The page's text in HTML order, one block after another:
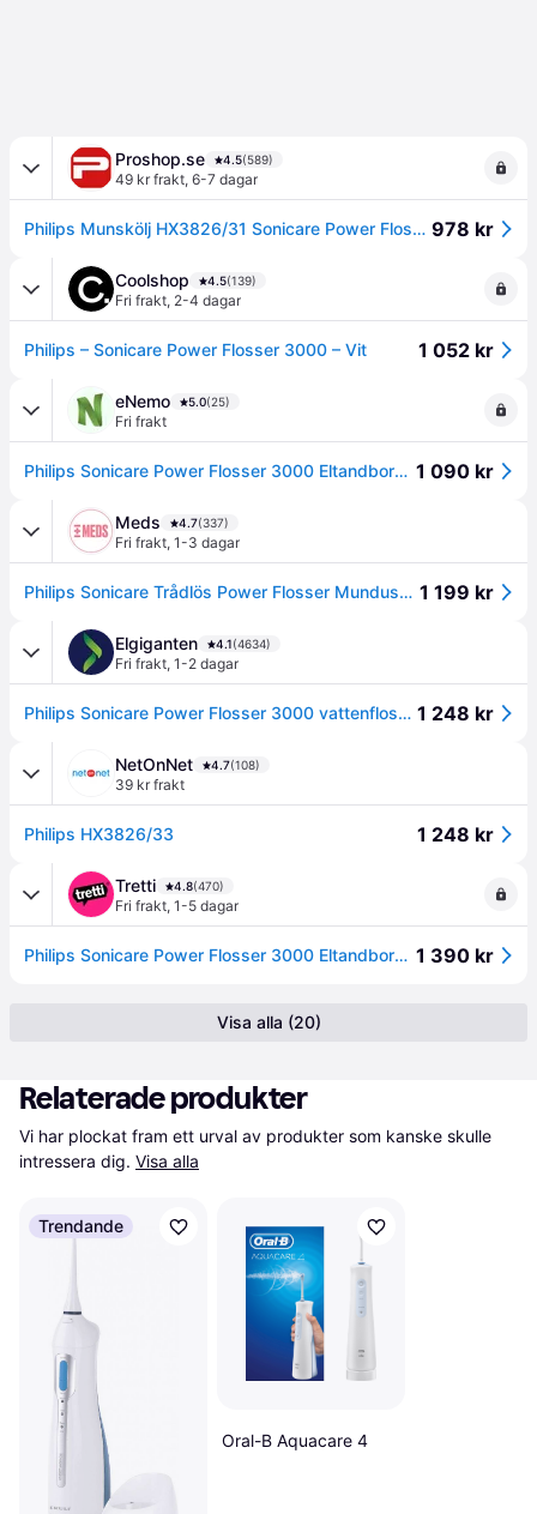
Proshop.se 4.5(589)
49 kr frakt, 6-7 dagar
Philips Munskölj HX3826/31 Sonicare Power Flosser 3000 - White 978 kr
Coolshop 4.5(139)
Fri frakt, 2-4 dagar
Philips – Sonicare Power Flosser 3000 – Vit 1 052 kr
eNemo 5.0(25)
Fri frakt
Philips Sonicare Power Flosser 3000 Eltandborste 1 090 kr
Meds 4.7(337)
Fri frakt, 1-3 dagar
Philips Sonicare Trådlös Power Flosser Mundusch - Multi 1 199 kr
Elgiganten 4.1(4634)
Fri frakt, 1-2 dagar
Philips Sonicare Power Flosser 3000 vattenflosser HX3826/33 (svart) 1 248 kr
NetOnNet 4.7(108)
39 kr frakt
Philips HX3826/33 1 248 kr
Tretti 4.8(470)
Fri frakt, 1-5 dagar
Philips Sonicare Power Flosser 3000 Eltandborste 1 390 kr
Visa alla (20)
Relaterade produkter
Vi har plockat fram ett urval av produkter som kanske skulle
intressera dig. Visa alla
Trendande
Oral-B Aquacare 4